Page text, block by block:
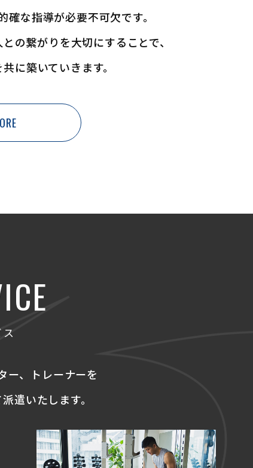
な指導が必要不可欠です。
の繋がりを大切にすることで、
に築いていきます。
、
トレーナーを
派遣いたします。